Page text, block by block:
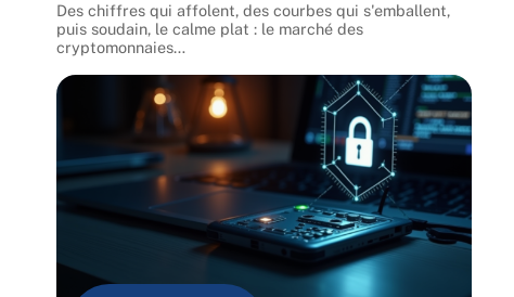
Des chiffres qui affolent, des courbes qui s'emballent,
puis soudain, le calme plat : le marché des
cryptomonnaies…